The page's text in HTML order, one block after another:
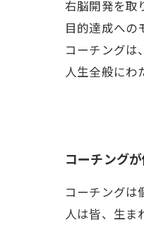
右脳開発を取
目的達成への
コーチングは
人生全般にわ
コーチング
コーチングは
人は皆、生ま